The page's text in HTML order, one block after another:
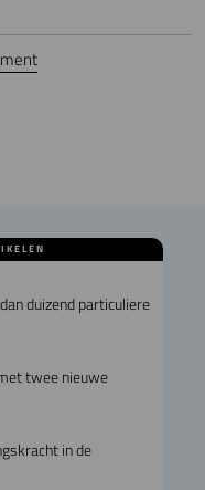
duizend particuliere
twee nieuwe
in de